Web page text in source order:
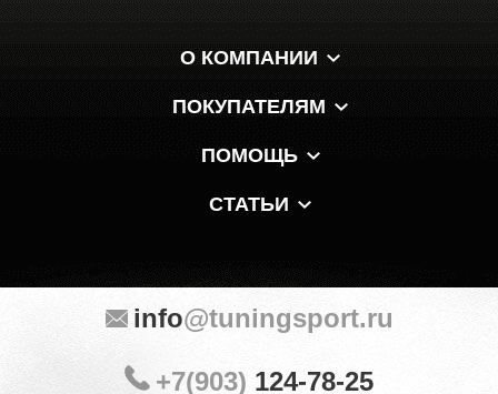
О КОМПАНИИ
ПОКУПАТЕЛЯМ
ПОМОЩЬ
СТАТЬИ
info@tuningsport.ru
+7(903) 124-78-25